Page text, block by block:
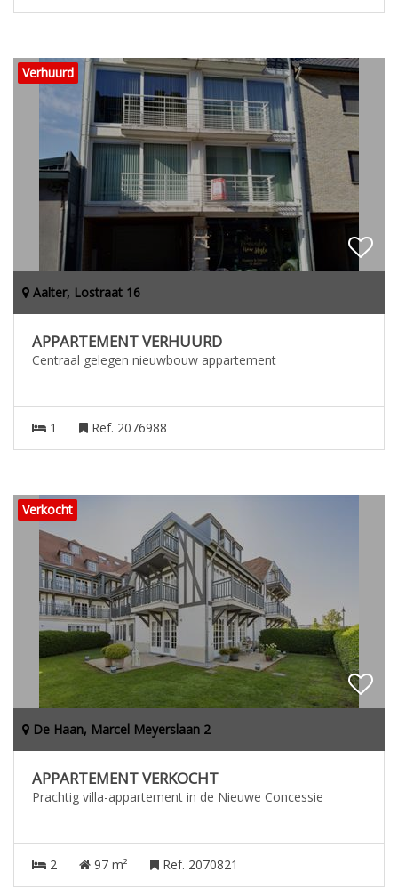
Verhuurd
Aalter, Lostraat 16
APPARTEMENT VERHUURD
Centraal gelegen nieuwbouw appartement
1 Ref. 2076988
Verkocht
De Haan, Marcel Meyerslaan 2
APPARTEMENT VERKOCHT
Prachtig villa-appartement in de Nieuwe Concessie
2 97 m² Ref. 2070821